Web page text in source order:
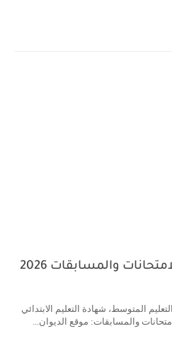
مواقع الديوان الوطني للامتحانات والمسابقات 2026
المتوسط، شهادة التعليم الابتدائي
والمسابقات: موقع الديوان...